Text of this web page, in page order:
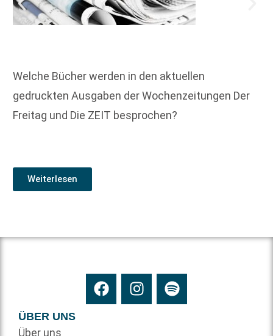
Welche Bücher werden in den aktuellen
gedruckten Ausgaben der Wochenzeitungen Der
Freitag und Die ZEIT besprochen?
Weiterlesen
ÜBER UNS
Über uns